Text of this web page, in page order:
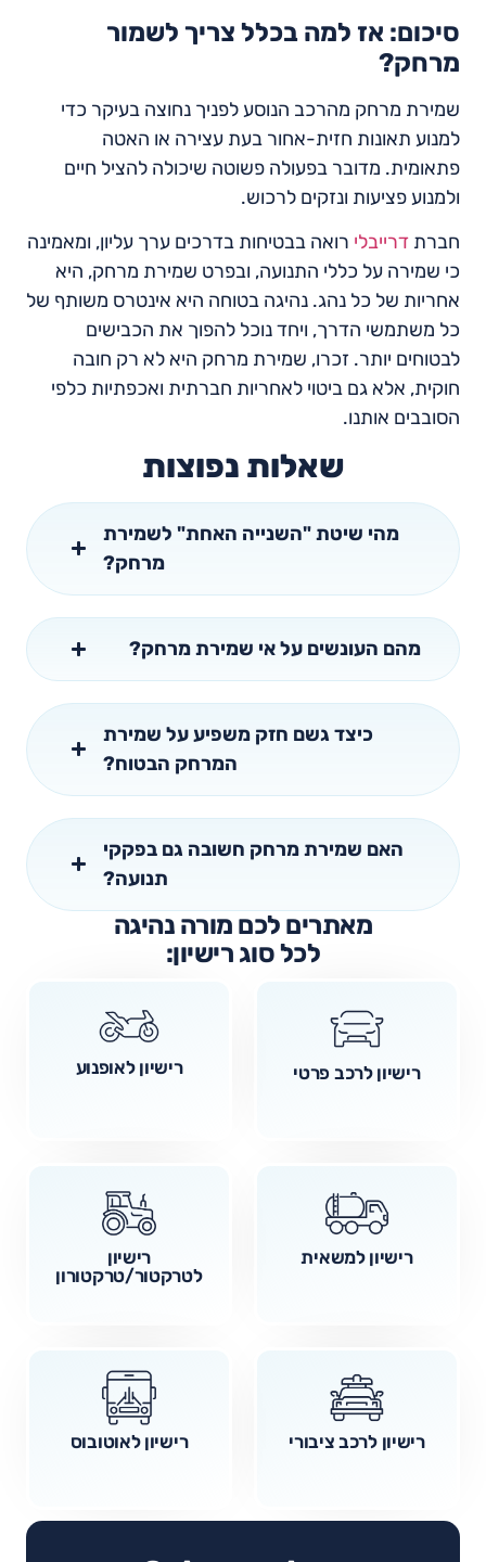
סיכום: אז למה בכלל צריך לשמור
מרחק?
שמירת מרחק מהרכב הנוסע לפניך נחוצה בעיקר כדי
למנוע תאונות חזית-אחור בעת עצירה או האטה
פתאומית. מדובר בפעולה פשוטה שיכולה להציל חיים
ולמנוע פציעות ונזקים לרכוש.
חברת דרייבלי רואה בבטיחות בדרכים ערך עליון, ומאמינה
כי שמירה על כללי התנועה, ובפרט שמירת מרחק, היא
אחריות של כל נהג. נהיגה בטוחה היא אינטרס משותף של
כל משתמשי הדרך, ויחד נוכל להפוך את הכבישים
לבטוחים יותר. זכרו, שמירת מרחק היא לא רק חובה
חוקית, אלא גם ביטוי לאחריות חברתית ואכפתיות כלפי
הסובבים אותנו.
שאלות נפוצות
מהי שיטת "השנייה האחת" לשמירת
מרחק?
מהם העונשים על אי שמירת מרחק?
כיצד גשם חזק משפיע על שמירת
המרחק הבטוח?
האם שמירת מרחק חשובה גם בפקקי
תנועה?
מאתרים לכם מורה נהיגה
לכל סוג רישיון:
רישיון לרכב פרטי רישיון לאופנוע
רישיון למשאית
רישיון
לטרקטור/טרקטורון
רישיון לרכב ציבורי רישיון לאוטובוס